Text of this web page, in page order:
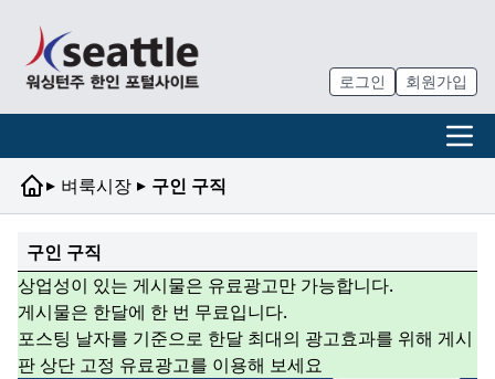
로그인 회원가입
▸ 벼룩시장 ▸ 구인 구직
구인 구직
상업성이 있는 게시물은 유료광고만 가능합니다.
게시물은 한달에 한 번 무료입니다.
포스팅 날자를 기준으로 한달 최대의 광고효과를 위해 게시
판 상단 고정 유료광고를 이용해 보세요